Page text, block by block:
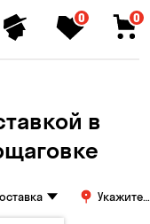
0 0
в
Укажите